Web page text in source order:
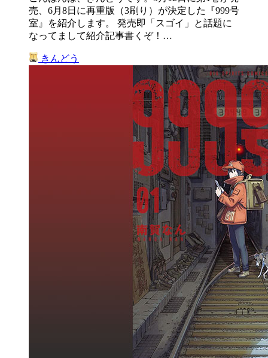
売、6月8日に再重版（3刷り）が決定した『999号
室』を紹介します。 発売即「スゴイ」と話題に
なってまして紹介記事書くぞ！…
きんどう